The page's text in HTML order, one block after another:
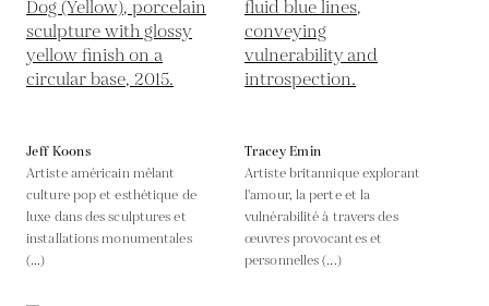
Jeff Koons
Artiste américain mêlant
culture pop et esthétique de
luxe dans des sculptures et
installations monumentales
(...)
Tracey Emin
Artiste britannique explorant
l'amour, la perte et la
vulnérabilité à travers des
œuvres provocantes et
personnelles (...)